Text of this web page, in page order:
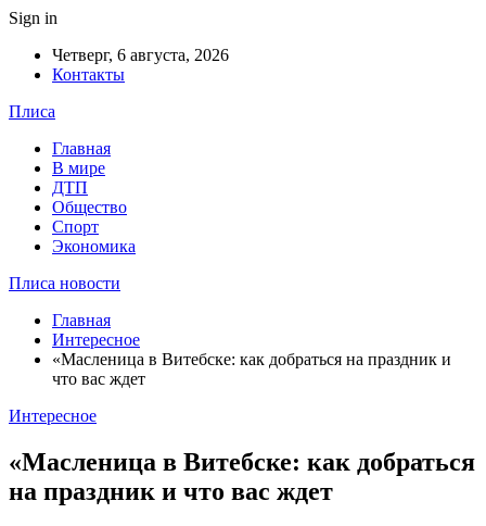
Sign in
Четверг, 6 августа, 2026
Контакты
Плиса
Главная
В мире
ДТП
Общество
Спорт
Экономика
Плиса новости
Главная
Интересное
«Масленица в Витебске: как добраться на праздник и
что вас ждет
Интересное
«Масленица в Витебске: как добраться
на праздник и что вас ждет